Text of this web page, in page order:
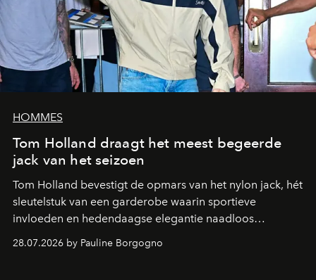
HOMMES
Tom Holland draagt het meest begeerde
jack van het seizoen
Tom Holland bevestigt de opmars van het nylon jack, hét
sleutelstuk van een garderobe waarin sportieve
invloeden en hedendaagse elegantie naadloos
samenkomen.
28.07.2026 by Pauline Borgogno